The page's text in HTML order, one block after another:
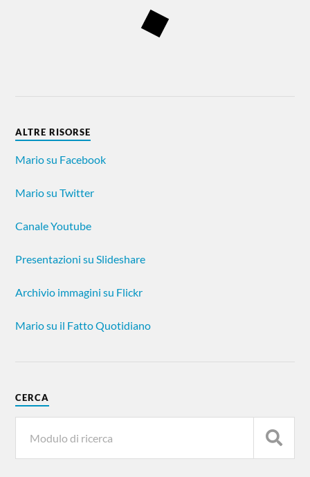
ALTRE RISORSE
Mario su Facebook
Mario su Twitter
Canale Youtube
Presentazioni su Slideshare
Archivio immagini su Flickr
Mario su il Fatto Quotidiano
CERCA